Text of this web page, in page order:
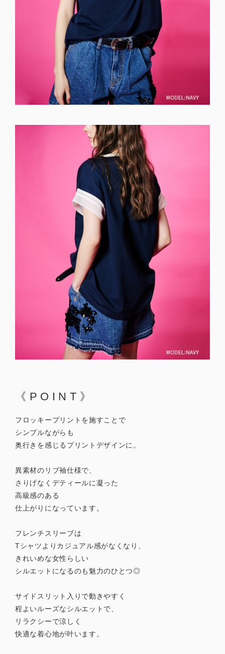
《POINT》
フロッキープリントを施すことで
シンプルながらも
奥行きを感じるプリントデザインに。
異素材のリブ袖仕様で、
さりげなくデティールに凝った
高級感のある
仕上がりになっています。
フレンチスリーブは
Tシャツよりカジュアル感がなくなり、
きれいめな女性らしい
シルエットになるのも魅力のひとつ◎
サイドスリット入りで動きやすく
程よいルーズなシルエットで、
リラクシーで涼しく
快適な着心地が叶います。